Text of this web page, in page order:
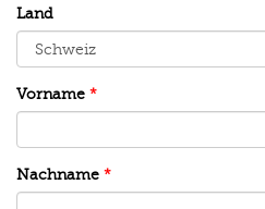
Land
Vorname *
Nachname *